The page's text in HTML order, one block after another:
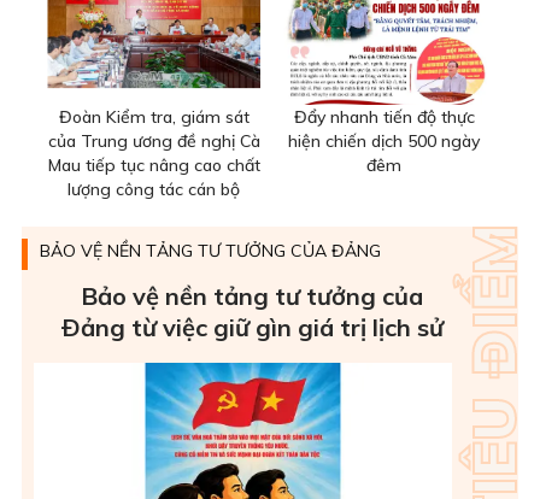
Đoàn Kiểm tra, giám sát
của Trung ương đề nghị Cà
Mau tiếp tục nâng cao chất
lượng công tác cán bộ
Đẩy nhanh tiến độ thực
hiện chiến dịch 500 ngày
đêm
BẢO VỆ NỀN TẢNG TƯ TƯỞNG CỦA ĐẢNG
Bảo vệ nền tảng tư tưởng của
Ðảng từ việc giữ gìn giá trị lịch sử